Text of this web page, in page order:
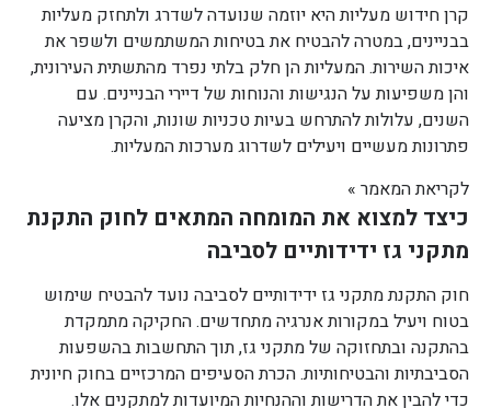
קרן חידוש מעליות היא יוזמה שנועדה לשדרג ולתחזק מעליות
בבניינים, במטרה להבטיח את בטיחות המשתמשים ולשפר את
איכות השירות. המעליות הן חלק בלתי נפרד מהתשתית העירונית,
והן משפיעות על הנגישות והנוחות של דיירי הבניינים. עם
השנים, עלולות להתרחש בעיות טכניות שונות, והקרן מציעה
פתרונות מעשיים ויעילים לשדרוג מערכות המעליות.
לקריאת המאמר »
כיצד למצוא את המומחה המתאים לחוק התקנת
מתקני גז ידידותיים לסביבה
חוק התקנת מתקני גז ידידותיים לסביבה נועד להבטיח שימוש
בטוח ויעיל במקורות אנרגיה מתחדשים. החקיקה מתמקדת
בהתקנה ובתחזוקה של מתקני גז, תוך התחשבות בהשפעות
הסביבתיות והבטיחותיות. הכרת הסעיפים המרכזיים בחוק חיונית
כדי להבין את הדרישות וההנחיות המיועדות למתקנים אלו.